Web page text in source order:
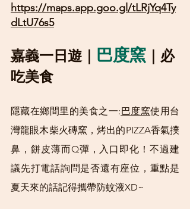
https://maps.app.goo.gl/tLRjYq4Ty
dLtU76s5
嘉義一日遊｜ 巴度窯 ｜必
吃美食
隱藏在鄉間里的美食之一:巴度窯使用台
灣龍眼木柴火磚窯，烤出的PIZZA香氣撲
鼻，餅皮薄而Q彈，入口即化！不過建
議先打電話詢問是否還有座位，重點是
夏天來的話記得攜帶防蚊液XD~